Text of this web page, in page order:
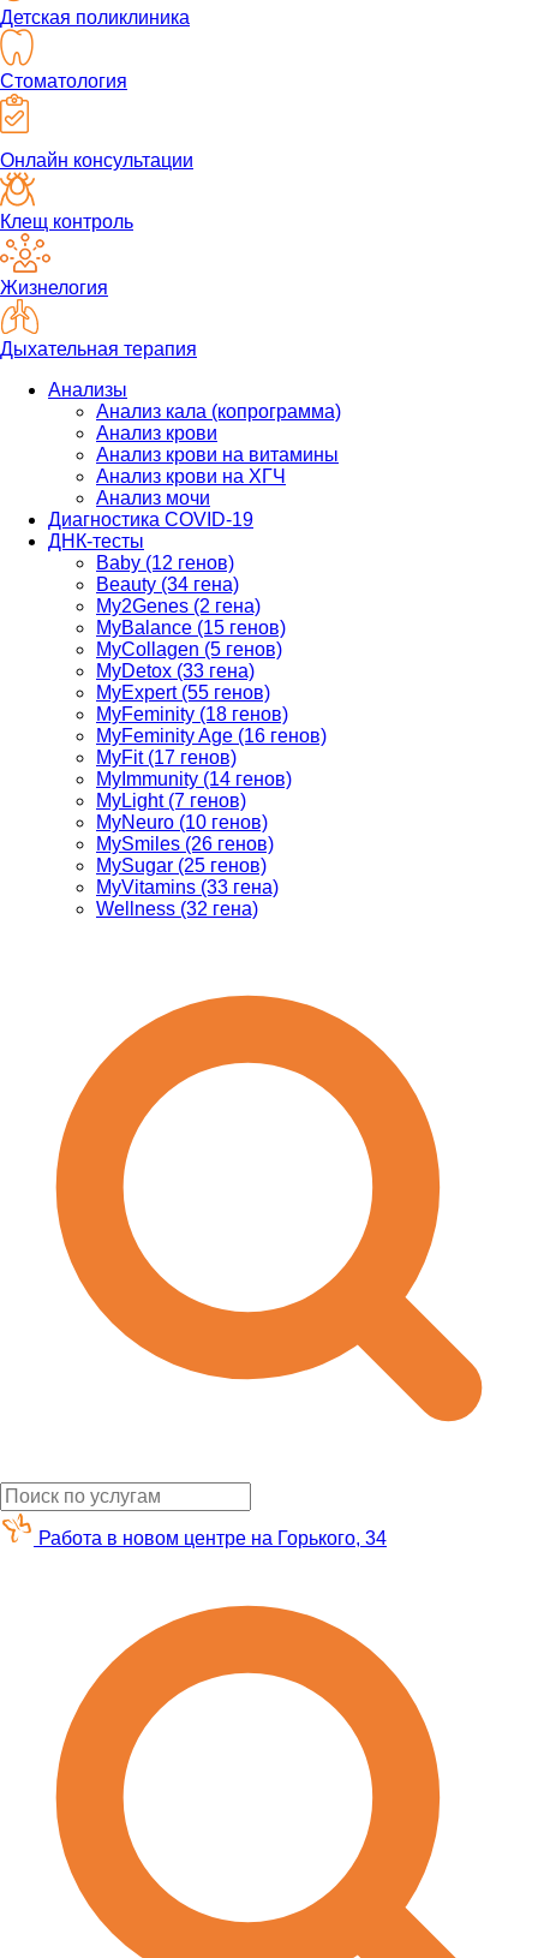
Детская поликлиника
Стоматология
Онлайн консультации
Клещ контроль
Жизнелогия
Дыхательная терапия
Анализы
Анализ кала (копрограмма)
Анализ крови
Анализ крови на витамины
Анализ крови на ХГЧ
Анализ мочи
Диагностика COVID-19
ДНК-тесты
Baby (12 генов)
Beauty (34 гена)
My2Genes (2 гена)
MyBalance (15 генов)
MyCollagen (5 генов)
MyDetox (33 гена)
MyExpert (55 генов)
MyFeminity (18 генов)
MyFeminity Age (16 генов)
MyFit (17 генов)
MyImmunity (14 генов)
MyLight (7 генов)
MyNeuro (10 генов)
MySmiles (26 генов)
MySugar (25 генов)
MyVitamins (33 гена)
Wellness (32 гена)
Работа в новом центре на Горького, 34